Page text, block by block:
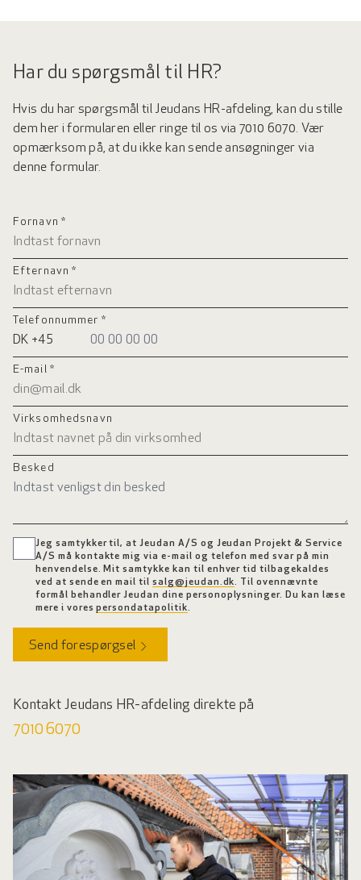
Har du spørgsmål til HR?
Hvis du har spørgsmål til Jeudans HR-afdeling, kan du stille
dem her i formularen eller ringe til os via 7010 6070. Vær
opmærksom på, at du ikke kan sende ansøgninger via
denne formular.
Fornavn *
Efternavn *
Telefonnummer *
E-mail *
Virksomhedsnavn
Besked
Jeg samtykker til, at Jeudan A/S og Jeudan Projekt & Service
A/S må kontakte mig via e-mail og telefon med svar på min
henvendelse. Mit samtykke kan til enhver tid tilbagekaldes
ved at sende en mail tilsalg@jeudan.dk. Til ovennævnte
formål behandler Jeudan dine personoplysninger. Du kan læse
mere i vorespersondatapolitik.
Send forespørgsel
Kontakt Jeudans HR-afdeling direkte på
7010 6070